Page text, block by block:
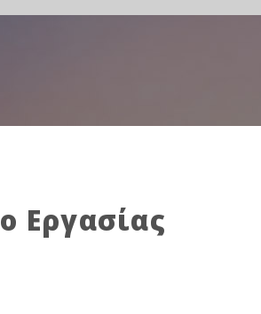
Εργασίας